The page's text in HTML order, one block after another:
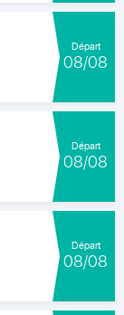
Départ
08/08
Départ
08/08
Départ
08/08